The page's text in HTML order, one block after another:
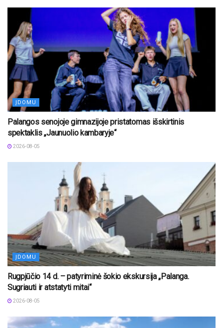
ĮDOMU
Palangos senojoje gimnazijoje pristatomas išskirtinis
spektaklis „Jaunuolio kambaryje“
2026-08-05
ĮDOMU
Rugpjūčio 14 d. – patyriminė šokio ekskursija „Palanga.
Sugriauti ir atstatyti mitai“
2026-08-05